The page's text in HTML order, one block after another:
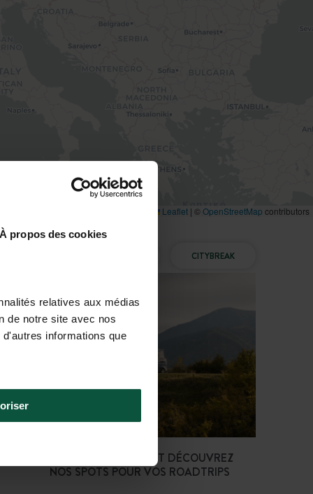
À propos des cookies
relatives aux médias
de notre site avec nos
informations que
Leaflet | ©OpenStreetMap contributors
CITYBREAK
LOUEZ VOTRE VAN ET DÉCOUVREZ
NOS SPOTS POUR VOS ROADTRIPS